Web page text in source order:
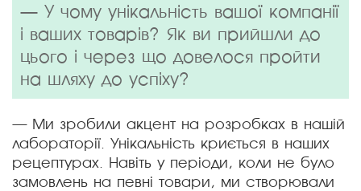
— У чому унікальність вашої компанії
і ваших товарів? Як ви прийшли до
цього і через що довелося пройти
на шляху до успіху?
— Ми зробили акцент на розробках в нашій
лабораторії. Унікальність криється в наших
рецептурах. Навіть у періоди, коли не було
замовлень на певні товари, ми створювали